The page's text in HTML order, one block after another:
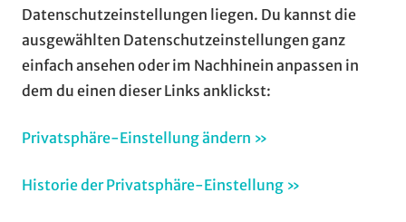
Datenschutzeinstellungen liegen. Du kannst die
ausgewählten Datenschutzeinstellungen ganz
einfach ansehen oder im Nachhinein anpassen in
dem du einen dieser Links anklickst:
Privatsphäre-Einstellung ändern »
Historie der Privatsphäre-Einstellung »